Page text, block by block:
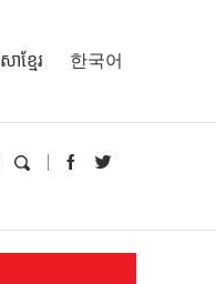
ាខ្មែរ 한국어